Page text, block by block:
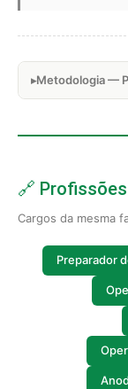
Metodologia —
🔗
Cargos da mesma
Preparador